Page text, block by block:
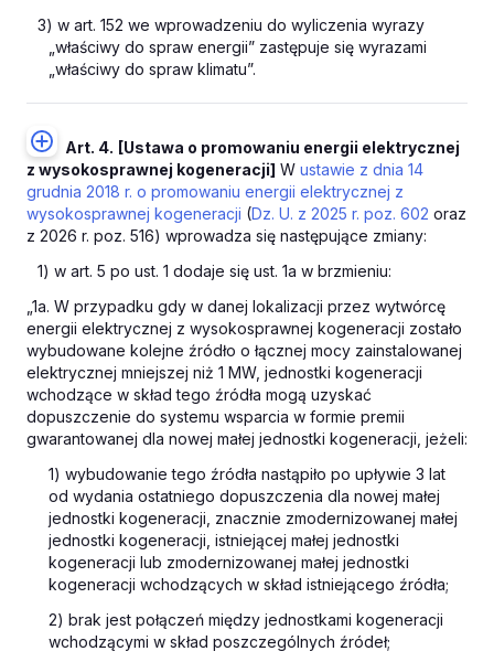
3) w art. 152 we wprowadzeniu do wyliczenia wyrazy
„właściwy do spraw energii” zastępuje się wyrazami
„właściwy do spraw klimatu”.
Art. 4. [Ustawa o promowaniu energii elektrycznej
z wysokosprawnej kogeneracji] W ustawie z dnia 14
grudnia 2018 r. o promowaniu energii elektrycznej z
wysokosprawnej kogeneracji (Dz. U. z 2025 r. poz. 602 oraz
z 2026 r. poz. 516) wprowadza się następujące zmiany:
1) w art. 5 po ust. 1 dodaje się ust. 1a w brzmieniu:
„1a. W przypadku gdy w danej lokalizacji przez wytwórcę
energii elektrycznej z wysokosprawnej kogeneracji zostało
wybudowane kolejne źródło o łącznej mocy zainstalowanej
elektrycznej mniejszej niż 1 MW, jednostki kogeneracji
wchodzące w skład tego źródła mogą uzyskać
dopuszczenie do systemu wsparcia w formie premii
gwarantowanej dla nowej małej jednostki kogeneracji, jeżeli:
1) wybudowanie tego źródła nastąpiło po upływie 3 lat
od wydania ostatniego dopuszczenia dla nowej małej
jednostki kogeneracji, znacznie zmodernizowanej małej
jednostki kogeneracji, istniejącej małej jednostki
kogeneracji lub zmodernizowanej małej jednostki
kogeneracji wchodzących w skład istniejącego źródła;
2) brak jest połączeń między jednostkami kogeneracji
wchodzącymi w skład poszczególnych źródeł;